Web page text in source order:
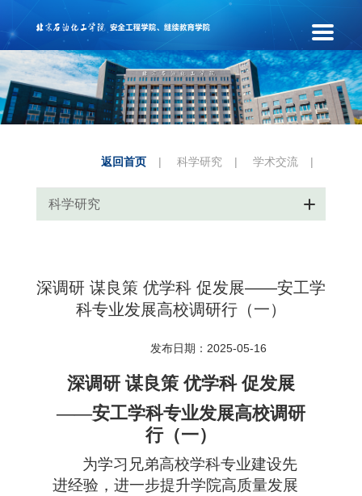
返回首页 | 科学研究 | 学术交流 |
科学研究
深调研 谋良策 优学科 促发展——安工学
科专业发展高校调研行（一）
发布日期：2025-05-16
深调研 谋良策 优学科 促发展
——安工学科专业发展高校调研
行（一）
为学习兄弟高校学科专业建设先
进经验，进一步提升学院高质量发展